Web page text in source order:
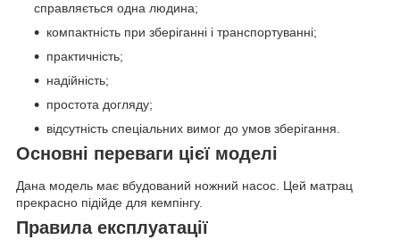
справляється одна людина;
компактність при зберіганні і транспортуванні;
практичність;
надійність;
простота догляду;
відсутність спеціальних вимог до умов зберігання.
Основні переваги цієї моделі
Дана модель має вбудований ножний насос. Цей матрац
прекрасно підійде для кемпінгу.
Правила експлуатації